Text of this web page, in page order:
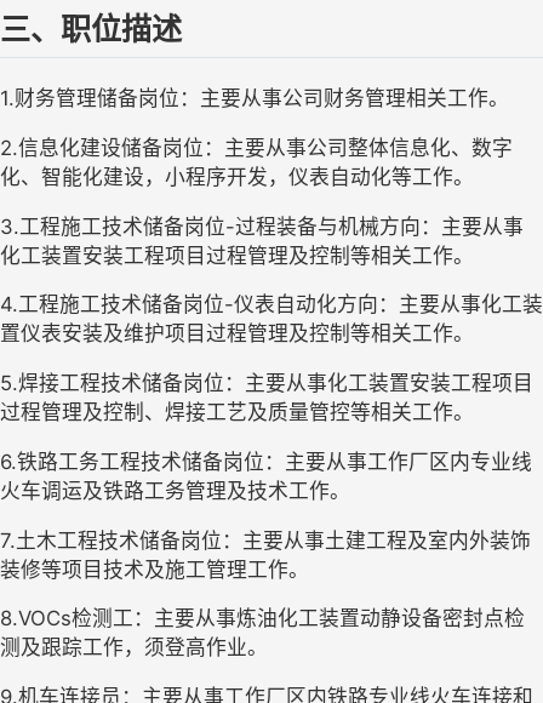
三、职位描述
1.财务管理储备岗位：主要从事公司财务管理相关工作。
2.信息化建设储备岗位：主要从事公司整体信息化、数字
化、智能化建设，小程序开发，仪表自动化等工作。
3.工程施工技术储备岗位-过程装备与机械方向：主要从事
化工装置安装工程项目过程管理及控制等相关工作。
4.工程施工技术储备岗位-仪表自动化方向：主要从事化工装
置仪表安装及维护项目过程管理及控制等相关工作。
5.焊接工程技术储备岗位：主要从事化工装置安装工程项目
过程管理及控制、焊接工艺及质量管控等相关工作。
6.铁路工务工程技术储备岗位：主要从事工作厂区内专业线
火车调运及铁路工务管理及技术工作。
7.土木工程技术储备岗位：主要从事土建工程及室内外装饰
装修等项目技术及施工管理工作。
8.VOCs检测工：主要从事炼油化工装置动静设备密封点检
测及跟踪工作，须登高作业。
9.机车连接员：主要从事工作厂区内铁路专业线火车连接和